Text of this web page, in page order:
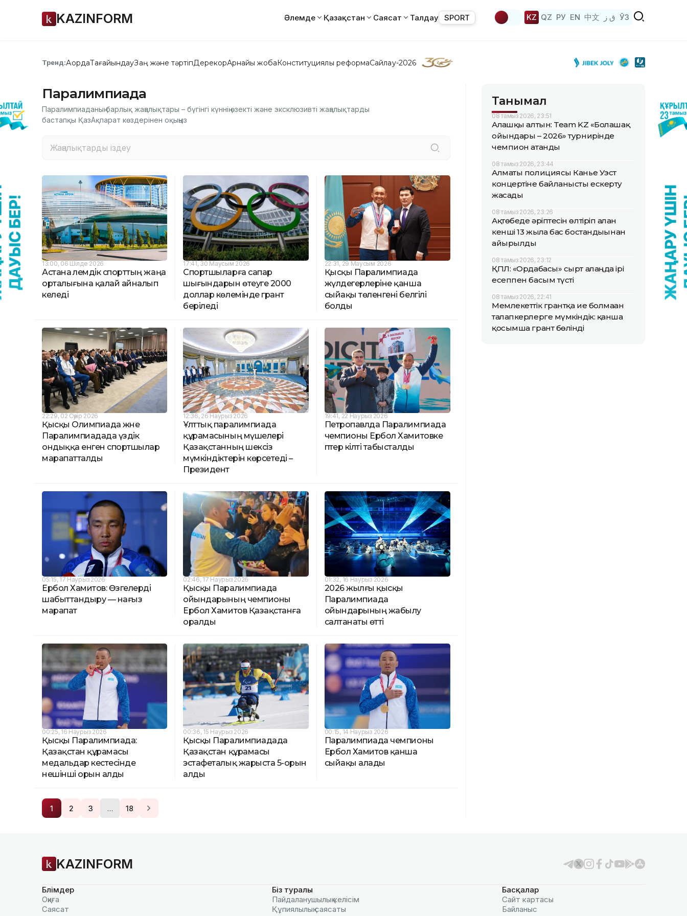
KAZINFORM Әлемде Қазақстан Саясат Талдау SPORT KZ QZ РУ EN 中文 ق ز ЎЗ
Тренд:АқордаТағайындауЗаң және тәртіпДерекқорАрнайы жобаКонституциялық реформаСайлау-2026
Паралимпиада
Паралимпиаданың барлық жаңалықтары – бүгінгі күннің өзекті және эксклюзивті жаңалықтарды
бастапқы ҚазАқпарат көздерінен оқыңыз
13:00, 06 Шілде 2026
Астана әлемдік спорттың жаңа
орталығына қалай айналып
келеді
17:41, 30 Маусым 2026
Спортшыларға сапар
шығындарын өтеуге 2000
доллар көлемінде грант
беріледі
22:31, 29 Маусым 2026
Қысқы Паралимпиада
жүлдегерлеріне қанша
сыйақы төленгені белгілі
болды
22:29, 02 Сәуір 2026
Қысқы Олимпиада және
Паралимпиадада үздік
ондыққа енген спортшылар
марапатталды
12:36, 26 Наурыз 2026
Ұлттық паралимпиада
құрамасының мүшелері
Қазақстанның шексіз
мүмкіндіктерін көрсетеді –
Президент
19:41, 22 Наурыз 2026
Петропавлда Паралимпиада
чемпионы Ербол Хамитовке
пәтер кілті табысталды
05:15, 17 Наурыз 2026
Ербол Хамитов: Өзгелерді
шабыттандыру — нағыз
марапат
02:46, 17 Наурыз 2026
Қысқы Паралимпиада
ойындарының чемпионы
Ербол Хамитов Қазақстанға
оралды
01:32, 16 Наурыз 2026
2026 жылғы қысқы
Паралимпиада
ойындарының жабылу
салтанаты өтті
00:25, 16 Наурыз 2026
Қысқы Паралимпиада:
Қазақстан құрамасы
медальдар кестесінде
нешінші орын алды
00:36, 15 Наурыз 2026
Қысқы Паралимпиадада
Қазақстан құрамасы
эстафеталық жарыста 5-орын
алды
00:15, 14 Наурыз 2026
Паралимпиада чемпионы
Ербол Хамитов қанша
сыйақы алады
1 2 3 … 18
Танымал
08 тамыз 2026, 23:51
Алғашқы алтын: Team KZ «Болашақ
ойындары – 2026» турнирінде
чемпион атанды
08 тамыз 2026, 23:44
Алматы полициясы Канье Уэст
концертіне байланысты ескерту
жасады
08 тамыз 2026, 23:26
Ақтөбеде әріптесін өлтіріп алған
кенші 13 жылға бас бостандығынан
айырылды
08 тамыз 2026, 23:12
ҚПЛ: «Ордабасы» сырт алаңда ірі
есеппен басым түсті
08 тамыз 2026, 22:41
Мемлекеттік грантқа ие болмаған
талапкерлерге мүмкіндік: қанша
қосымша грант бөлінді
KAZINFORM
Бөлімдер
Оқиға
Саясат
Біз туралы
Пайдаланушылық келiciм
Құпиялылық саясаты
Басқалар
Сайт картасы
Байланыс